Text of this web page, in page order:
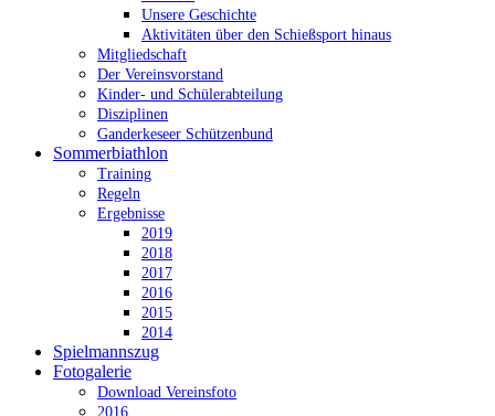
Unsere Geschichte
Aktivitäten über den Schießsport hinaus
Mitgliedschaft
Der Vereinsvorstand
Kinder- und Schülerabteilung
Disziplinen
Ganderkeseer Schützenbund
Sommerbiathlon
Training
Regeln
Ergebnisse
2019
2018
2017
2016
2015
2014
Spielmannszug
Fotogalerie
Download Vereinsfoto
2016